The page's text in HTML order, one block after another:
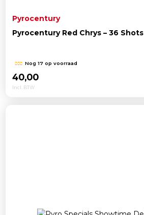
Pyrocentury
Pyrocentury Red Chrys – 36 Shots
Nog 17 op voorraad
40,00
Incl. BTW